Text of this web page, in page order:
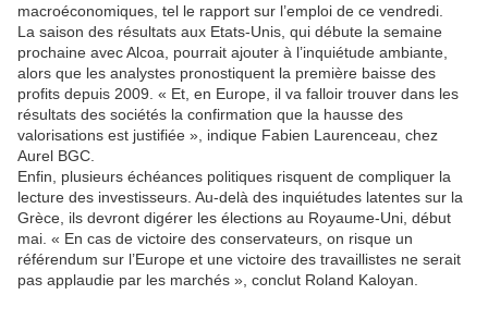
macroéconomiques, tel le rapport sur l’emploi de ce vendredi.
La saison des résultats aux Etats-Unis, qui débute la semaine
prochaine avec Alcoa, pourrait ajouter à l’inquiétude ambiante,
alors que les analystes pronostiquent la première baisse des
profits depuis 2009. « Et, en Europe, il va falloir trouver dans les
résultats des sociétés la confirmation que la hausse des
valorisations est justifiée », indique Fabien Laurenceau, chez
Aurel BGC.
Enfin, plusieurs échéances politiques risquent de compliquer la
lecture des investisseurs. Au-delà des inquiétudes latentes sur la
Grèce, ils devront digérer les élections au Royaume-Uni, début
mai. « En cas de victoire des conservateurs, on risque un
référendum sur l’Europe et une victoire des travaillistes ne serait
pas applaudie par les marchés », conclut Roland Kaloyan.